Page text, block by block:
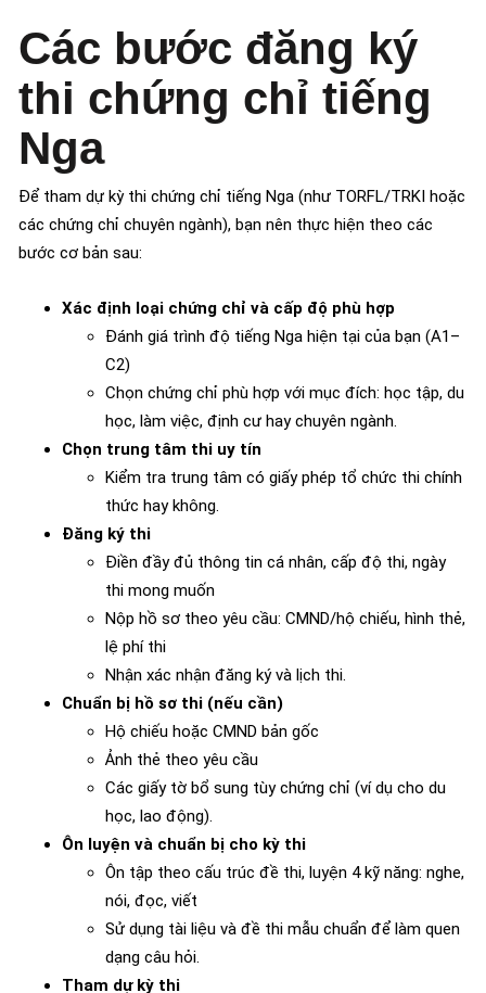
Các bước đăng ký
thi chứng chỉ tiếng
Nga
Để tham dự kỳ thi chứng chỉ tiếng Nga (như TORFL/TRKI hoặc
các chứng chỉ chuyên ngành), bạn nên thực hiện theo các
bước cơ bản sau:
Xác định loại chứng chỉ và cấp độ phù hợp
Đánh giá trình độ tiếng Nga hiện tại của bạn (A1–
C2)
Chọn chứng chỉ phù hợp với mục đích: học tập, du
học, làm việc, định cư hay chuyên ngành.
Chọn trung tâm thi uy tín
Kiểm tra trung tâm có giấy phép tổ chức thi chính
thức hay không.
Đăng ký thi
Điền đầy đủ thông tin cá nhân, cấp độ thi, ngày
thi mong muốn
Nộp hồ sơ theo yêu cầu: CMND/hộ chiếu, hình thẻ,
lệ phí thi
Nhận xác nhận đăng ký và lịch thi.
Chuẩn bị hồ sơ thi (nếu cần)
Hộ chiếu hoặc CMND bản gốc
Ảnh thẻ theo yêu cầu
Các giấy tờ bổ sung tùy chứng chỉ (ví dụ cho du
học, lao động).
Ôn luyện và chuẩn bị cho kỳ thi
Ôn tập theo cấu trúc đề thi, luyện 4 kỹ năng: nghe,
nói, đọc, viết
Sử dụng tài liệu và đề thi mẫu chuẩn để làm quen
dạng câu hỏi.
Tham dự kỳ thi